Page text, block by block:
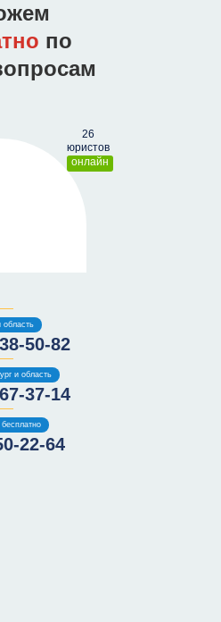
по
онлайн
область
50-82
и область
37-14
22-64